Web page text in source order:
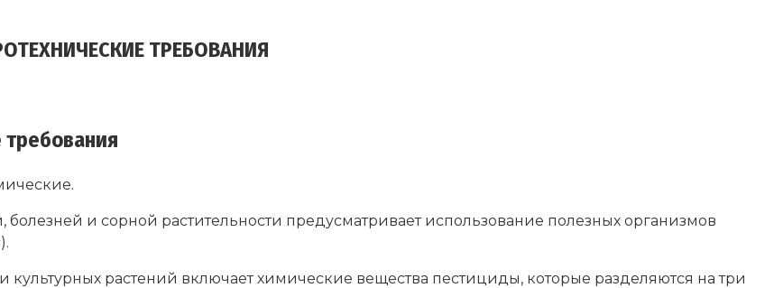
ТРЕБОВАНИЯ
и сорной растительности предусматривает использование полезных организмов
растений включает химические вещества пестициды, которые разделяются на три